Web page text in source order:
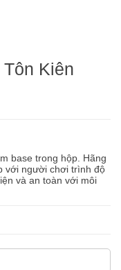
Kiên
base trong hộp. Hãng
với người chơi trình độ
và an toàn với môi